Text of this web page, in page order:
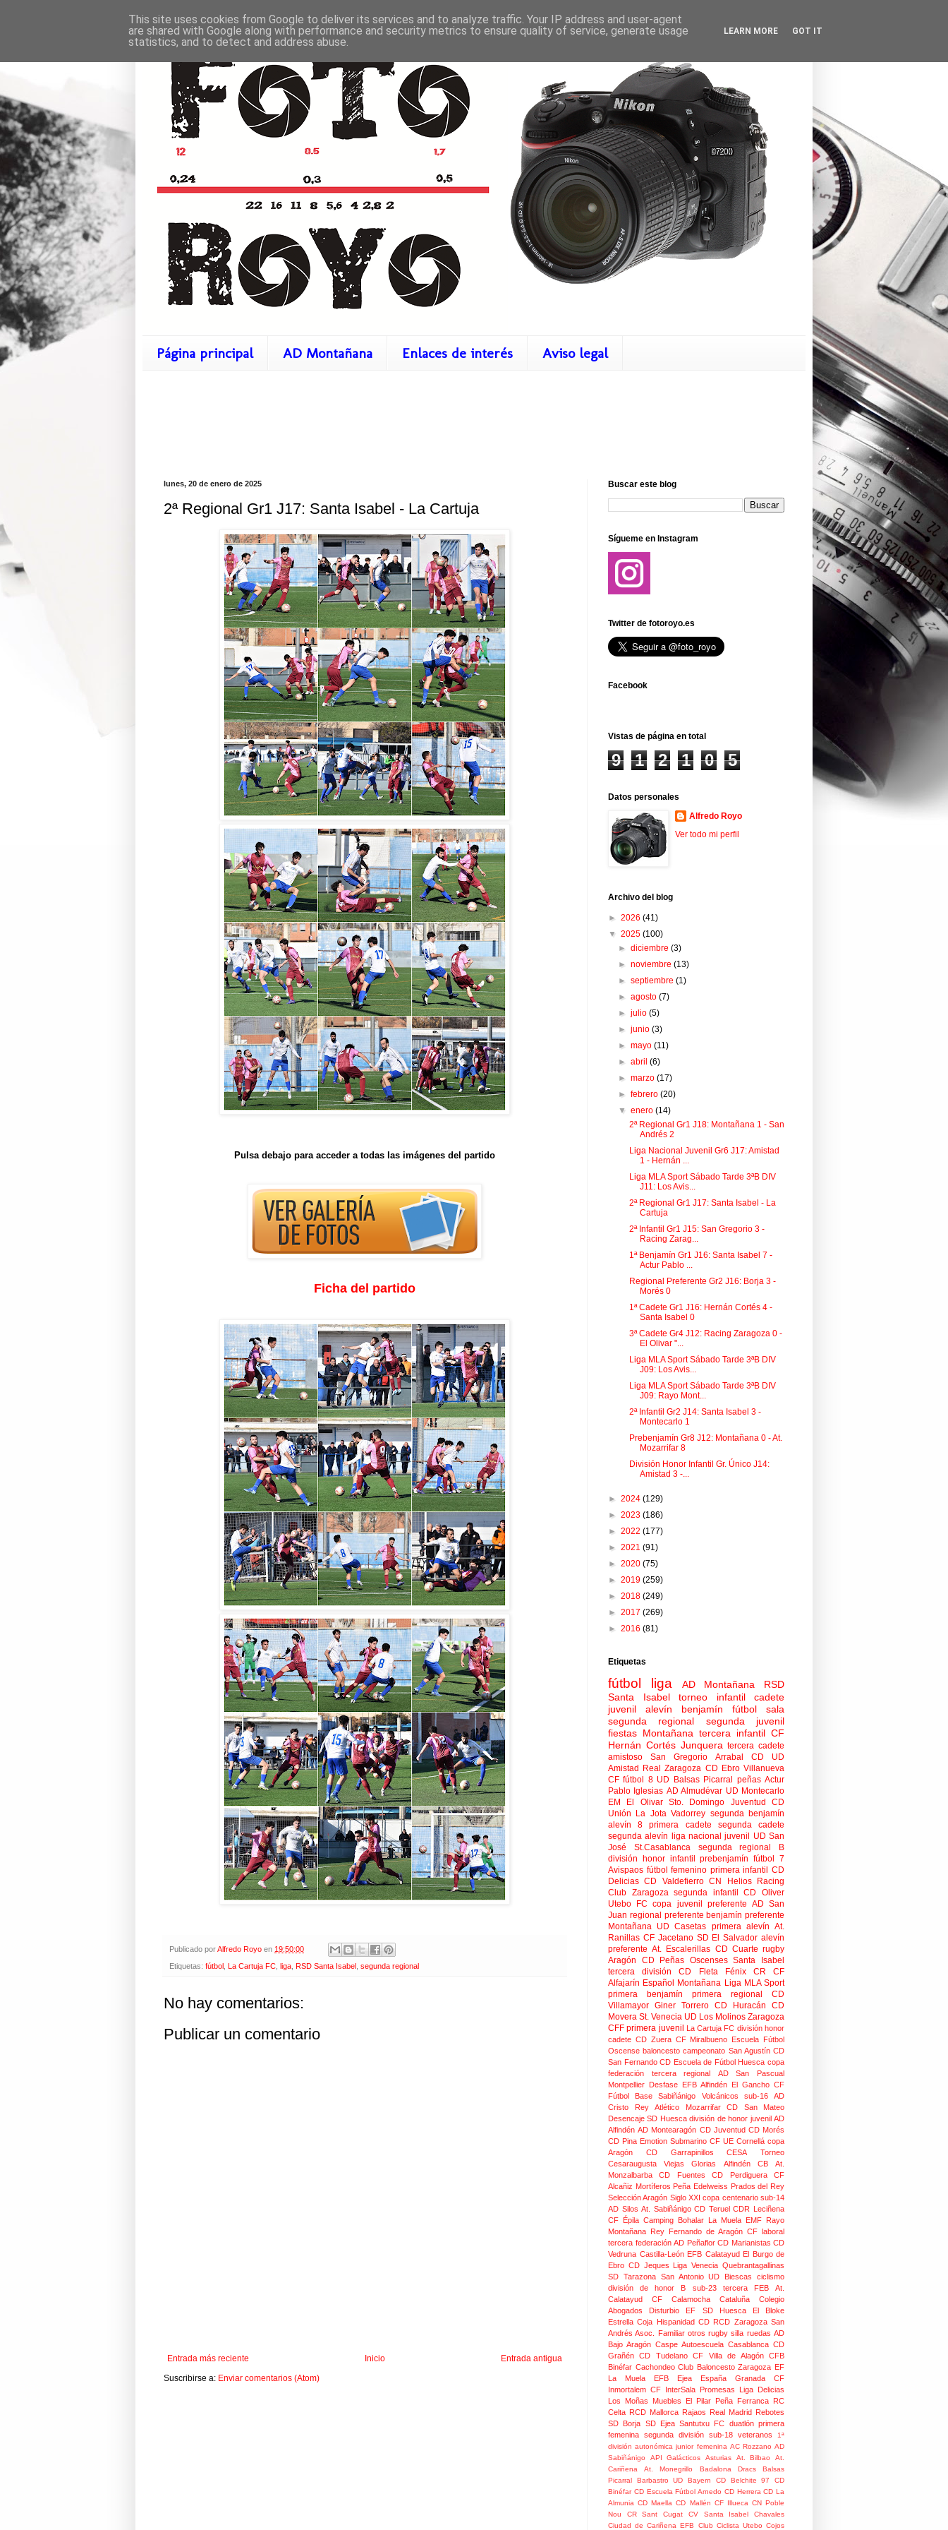
Página principal AD Montañana Enlaces de interés Aviso legal
lunes, 20 de enero de 2025
2ª Regional Gr1 J17: Santa Isabel - La Cartuja
Pulsa debajo para acceder a todas las imágenes del partido
Ficha del partido
Publicado porAlfredo Royo en 19:50:00
Etiquetas: fútbol La Cartuja FC liga RSD Santa Isabel segunda regional
No hay comentarios:
Publicar un comentario
Entrada más reciente Entrada antigua
Inicio
Suscribirse a: Enviar comentarios (Atom)
Buscar este blog
Sígueme en Instagram
Twitter de fotoroyo.es
Facebook
Vistas de página en total
9 1 2 1 0 5
Datos personales
Alfredo Royo
Ver todo mi perfil
Archivo del blog
► 2026 (41)
▼ 2025 (100)
►diciembre(3)
►noviembre(13)
►septiembre(1)
►agosto(7)
►julio(5)
►junio(3)
►mayo(11)
►abril(6)
►marzo(17)
►febrero(20)
▼enero(14)
2ª Regional Gr1 J18: Montañana 1 - San
Andrés 2
Liga Nacional Juvenil Gr6 J17: Amistad
1 - Hernán ...
Liga MLA Sport Sábado Tarde 3ªB DIV
J11: Los Avis...
2ª Regional Gr1 J17: Santa Isabel - La
Cartuja
2ª Infantil Gr1 J15: San Gregorio 3 -
Racing Zarag...
1ª Benjamín Gr1 J16: Santa Isabel 7 -
Actur Pablo ...
Regional Preferente Gr2 J16: Borja 3 -
Morés 0
1ª Cadete Gr1 J16: Hernán Cortés 4 -
Santa Isabel 0
3ª Cadete Gr4 J12: Racing Zaragoza 0 -
El Olivar "...
Liga MLA Sport Sábado Tarde 3ªB DIV
J09: Los Avis...
Liga MLA Sport Sábado Tarde 3ªB DIV
J09: Rayo Mont...
2ª Infantil Gr2 J14: Santa Isabel 3 -
Montecarlo 1
Prebenjamín Gr8 J12: Montañana 0 - At.
Mozarrifar 8
División Honor Infantil Gr. Único J14:
Amistad 3 -...
► 2024 (129)
► 2023 (186)
► 2022 (177)
► 2021 (91)
► 2020 (75)
► 2019 (259)
► 2018 (249)
► 2017 (269)
► 2016 (81)
Etiquetas
fútbol liga AD Montañana
RSD
Santa Isabel
torneo infantil
cadete
juvenil
alevín benjamín
fútbol sala
segunda regional
segunda juvenil
fiestas Montañana tercera infantil CF
Hernán Cortés Junquera tercera cadete
amistoso
San Gregorio Arrabal CD
UD
Amistad
Real Zaragoza CD Ebro Villanueva
CF fútbol 8 UD Balsas Picarral peñas Actur
Pablo Iglesias AD Almudévar UD Montecarlo
EM El Olivar Sto. Domingo Juventud
CD
Unión La Jota Vadorrey segunda benjamín
alevín 8
primera cadete
segunda cadete
segunda alevín
liga nacional juvenil
UD San
José
St.Casablanca
segunda regional B
división honor infantil
prebenjamín fútbol 7
Avispaos fútbol femenino primera infantil
CD
Delicias CD Valdefierro CN Helios
Racing
Club Zaragoza segunda infantil
CD Oliver
Utebo FC copa juvenil preferente AD San
Juan regional preferente benjamín preferente
Montañana UD Casetas primera alevín At.
Ranillas CF Jacetano SD El Salvador alevín
preferente At. Escalerillas CD Cuarte rugby
Aragón
CD Peñas Oscenses Santa Isabel
tercera división
CD Fleta Fénix CR
CF
Alfajarín Español Montañana Liga MLA Sport
primera benjamín
primera regional
CD
Villamayor Giner Torrero CD Huracán
CD
Movera St. Venecia UD Los Molinos Zaragoza
CFF primera juvenil La Cartuja FC división honor
cadete CD Zuera CF Miralbueno Escuela Fútbol
Oscense baloncesto campeonato San Agustín CD
San Fernando CD Escuela de Fútbol Huesca copa
federación
tercera regional
AD San Pascual
Montpellier Desfase EFB Alfindén El Gancho CF
Fútbol Base Sabiñánigo
Volcánicos sub-16
AD
Cristo Rey
Atlético Mozarrifar
CD San Mateo
Desencaje SD Huesca división de honor juvenil AD
Alfindén AD Montearagón CD Juventud CD Morés
CD Pina Emotion Submarino CF UE Cornellá copa
Aragón
CD Garrapinillos CESA
Torneo
Cesaraugusta
Viejas Glorias Alfindén CB
At.
Monzalbarba
CD Fuentes CD Perdiguera
CF
Alcañiz Mortíferos Peña Edelweiss Prados del Rey
Selección Aragón Siglo XXI copa centenario sub-14
AD Silos At. Sabiñánigo CD Teruel CDR Leciñena
CF Épila Camping Bohalar La Muela EMF Rayo
Montañana Rey Fernando de Aragón CF laboral
tercera federación AD Peñaflor CD Marianistas CD
Vedruna Castilla-León EFB Calatayud El Burgo de
Ebro CD Jeques Liga Venecia Quebrantagallinas
SD Tarazona San Antonio UD Biescas
ciclismo
división de honor B
sub-23 tercera FEB
At.
Calatayud
CF Calamocha Cataluña
Colegio
Abogados
Disturbio EF SD Huesca
El Bloke
Estrella Coja Hispanidad CD RCD Zaragoza San
Andrés Asoc. Familiar otros rugby silla ruedas AD
Bajo Aragón Caspe Autoescuela Casablanca CD
Grañén
CD Tudelano CF Villa de Alagón
CFB
Binéfar Cachondeo Club Baloncesto Zaragoza EF
La Muela
EFB Ejea España
Granada CF
Inmortalem CF InterSala Promesas
Liga Delicias
Los Moñas
Muebles El Pilar Peña Ferranca RC
Celta RCD Mallorca Rajaos Real Madrid Rebotes
SD Borja SD Ejea Santutxu FC duatlón primera
femenina segunda división sub-18 veteranos
1ª
división autonómica junior femenina AC Rozzano AD
Sabiñánigo
API Galácticos Asturias At. Bilbao
At.
Cariñena
At. Monegrillo Badalona Dracs
Balsas
Picarral
Barbastro UD Bayern CD Belchite 97
CD
Binéfar CD Escuela Fútbol Arnedo CD Herrera CD La
Almunia CD Maella CD Mallén CF Illueca CN Poble
Nou
CR Sant Cugat CV Santa Isabel
Chavales
Ciudad de Cariñena EFB
Club Ciclista Utebo Cojos
This site uses cookies from Google to deliver its services and to analyze traffic. Your IP address and user-agent
are shared with Google along with performance and security metrics to ensure quality of service, generate usage
statistics, and to detect and address abuse.
LEARN MORE GOT IT